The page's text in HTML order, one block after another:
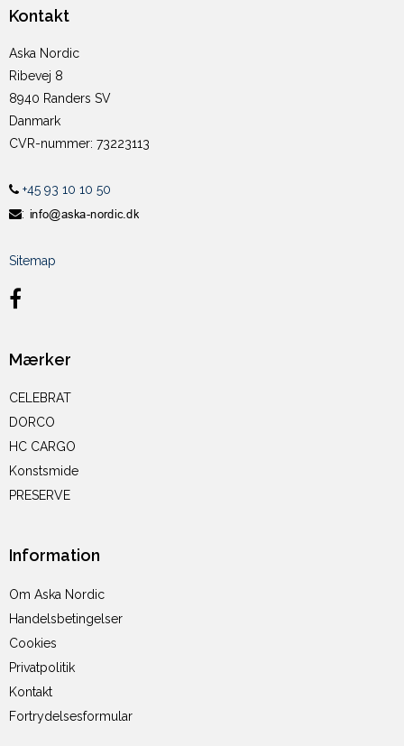
Kontakt
Aska Nordic
Ribevej 8
8940 Randers SV
Danmark
CVR-nummer: 73223113
+45 93 10 10 50
:
Sitemap
Mærker
CELEBRAT
DORCO
HC CARGO
Konstsmide
PRESERVE
Information
Om Aska Nordic
Handelsbetingelser
Cookies
Privatpolitik
Kontakt
Fortrydelsesformular